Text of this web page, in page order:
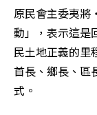
原民會主委夷
動」，表示這是
民土地正義的里
首長、鄉長、區
式。